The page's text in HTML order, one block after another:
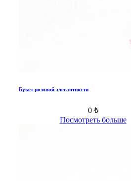
Букет розовой элегантности
0 ₺
Посмотреть больше